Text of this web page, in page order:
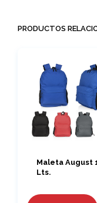
PRODUCTOS
Maleta August
Lts.